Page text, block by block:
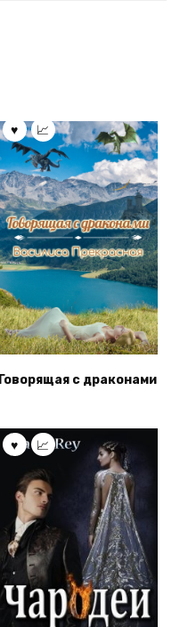
Говорящая с драконами